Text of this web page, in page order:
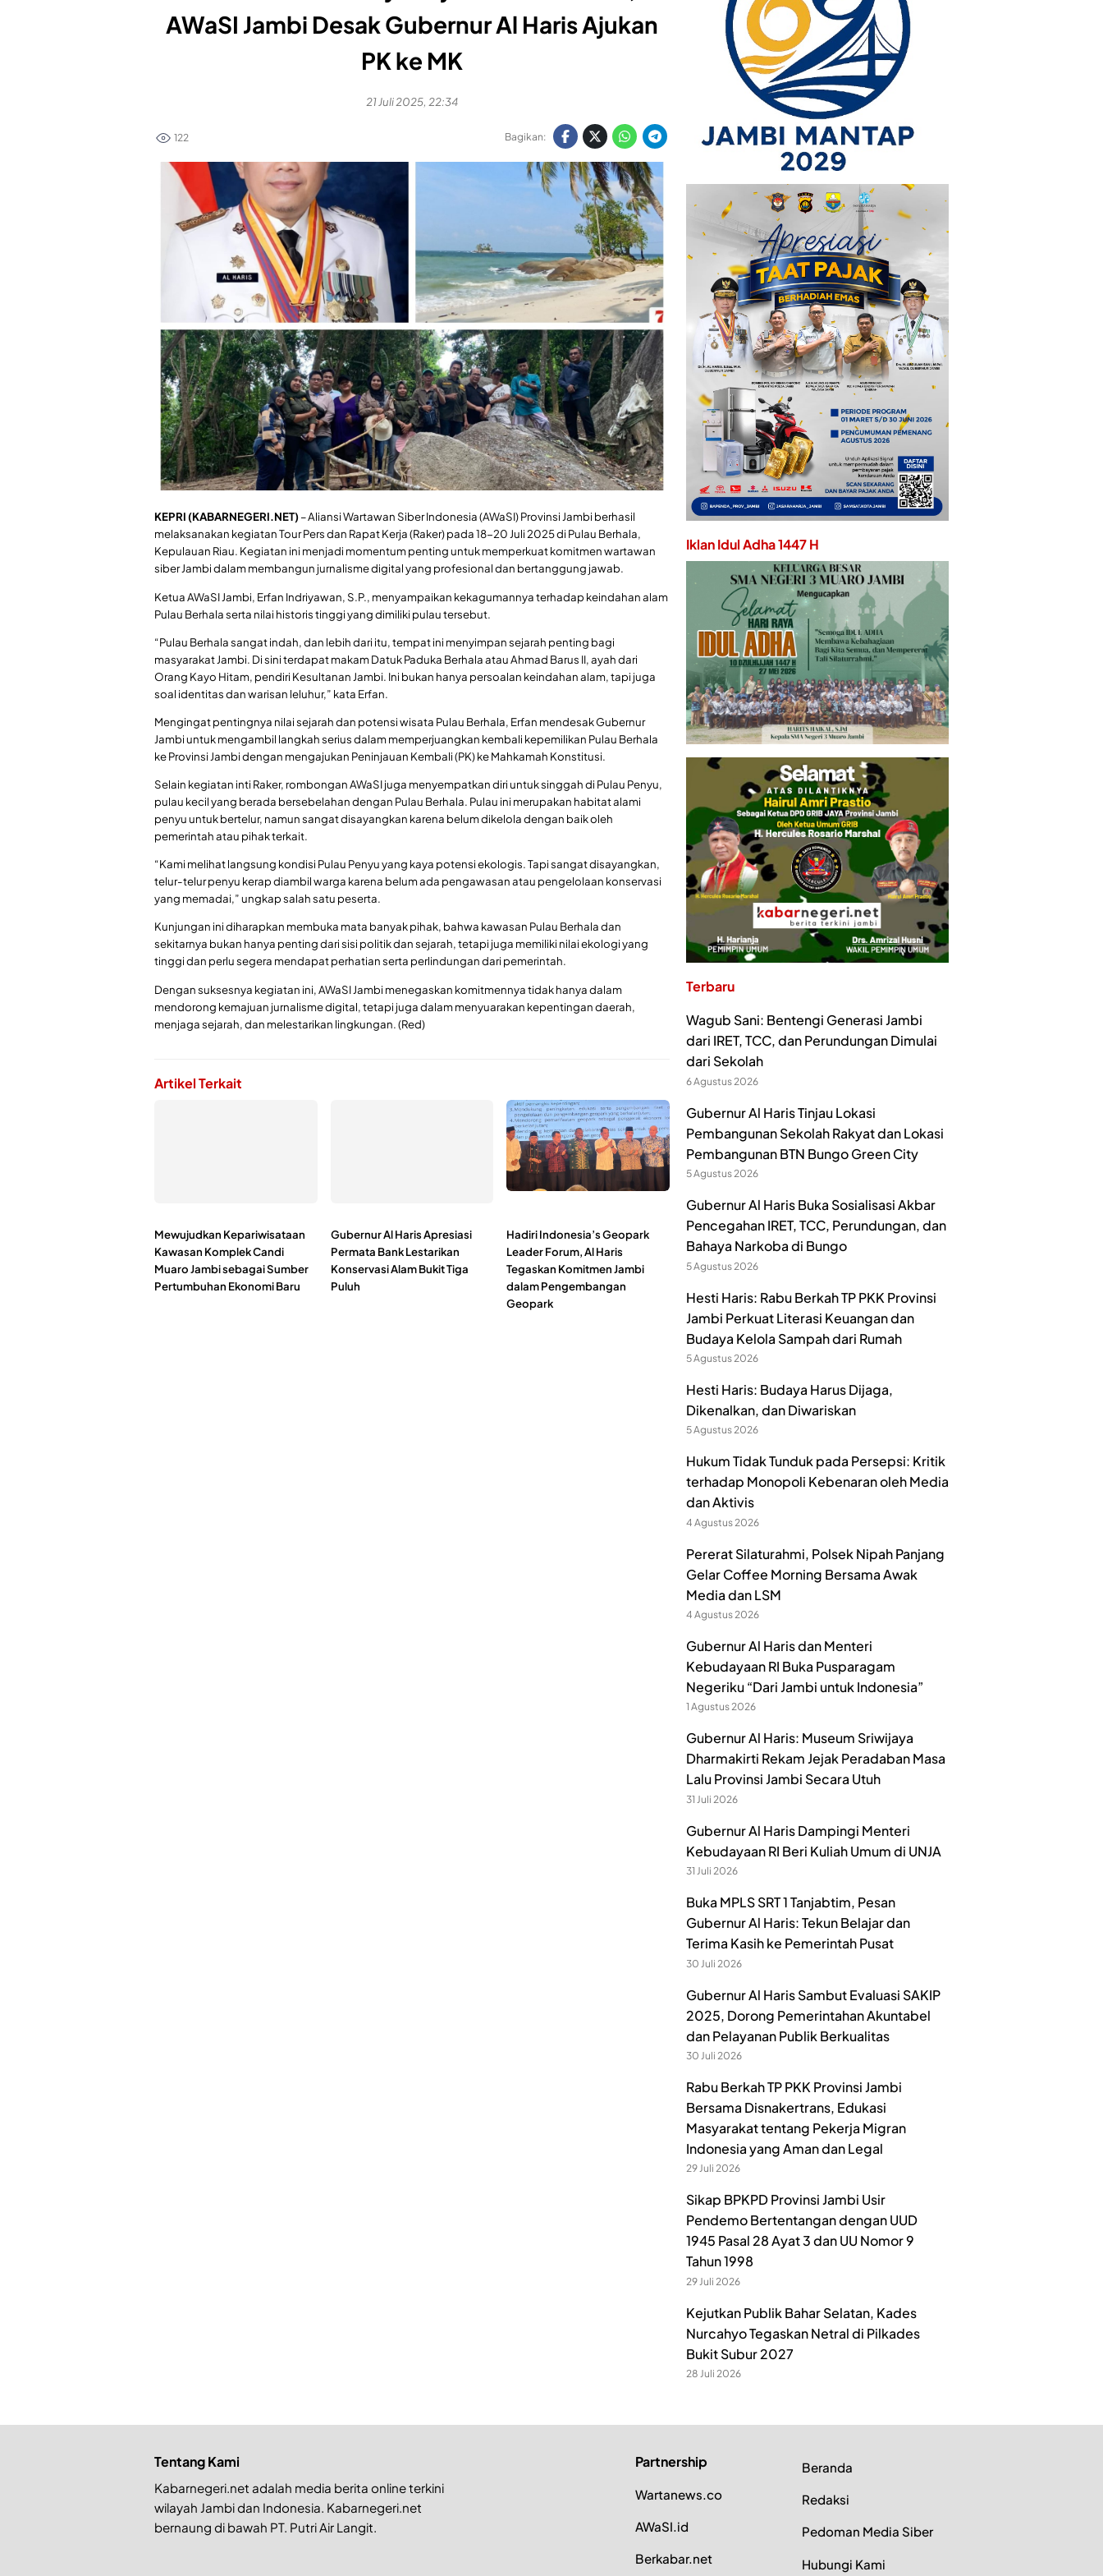
AWaSI Jambi Desak Gubernur Al Haris Ajukan
PK ke MK
21 Juli 2025, 22:34
122 Bagikan:
KEPRI (KABARNEGERI.NET)– Aliansi Wartawan Siber Indonesia (AWaSI) Provinsi Jambi berhasil
melaksanakan kegiatan Tour Pers dan Rapat Kerja (Raker) pada 18-20 Juli 2025 di Pulau Berhala,
Kepulauan Riau. Kegiatan ini menjadi momentum penting untuk memperkuat komitmen wartawan
siber Jambi dalam membangun jurnalisme digital yang profesional dan bertanggung jawab.
Ketua AWaSI Jambi, Erfan Indriyawan, S.P., menyampaikan kekagumannya terhadap keindahan alam
Pulau Berhala serta nilai historis tinggi yang dimiliki pulau tersebut.
“Pulau Berhala sangat indah, dan lebih dari itu, tempat ini menyimpan sejarah penting bagi
masyarakat Jambi. Di sini terdapat makam Datuk Paduka Berhala atau Ahmad Barus II, ayah dari
Orang Kayo Hitam, pendiri Kesultanan Jambi. Ini bukan hanya persoalan keindahan alam, tapi juga
soal identitas dan warisan leluhur,” kata Erfan.
Mengingat pentingnya nilai sejarah dan potensi wisata Pulau Berhala, Erfan mendesak Gubernur
Jambi untuk mengambil langkah serius dalam memperjuangkan kembali kepemilikan Pulau Berhala
ke Provinsi Jambi dengan mengajukan Peninjauan Kembali (PK) ke Mahkamah Konstitusi.
Selain kegiatan inti Raker, rombongan AWaSI juga menyempatkan diri untuk singgah di Pulau Penyu,
pulau kecil yang berada bersebelahan dengan Pulau Berhala. Pulau ini merupakan habitat alami
penyu untuk bertelur, namun sangat disayangkan karena belum dikelola dengan baik oleh
pemerintah atau pihak terkait.
“Kami melihat langsung kondisi Pulau Penyu yang kaya potensi ekologis. Tapi sangat disayangkan,
telur-telur penyu kerap diambil warga karena belum ada pengawasan atau pengelolaan konservasi
yang memadai,” ungkap salah satu peserta.
Kunjungan ini diharapkan membuka mata banyak pihak, bahwa kawasan Pulau Berhala dan
sekitarnya bukan hanya penting dari sisi politik dan sejarah, tetapi juga memiliki nilai ekologi yang
tinggi dan perlu segera mendapat perhatian serta perlindungan dari pemerintah.
Dengan suksesnya kegiatan ini, AWaSI Jambi menegaskan komitmennya tidak hanya dalam
mendorong kemajuan jurnalisme digital, tetapi juga dalam menyuarakan kepentingan daerah,
menjaga sejarah, dan melestarikan lingkungan. (Red)
Artikel Terkait
Mewujudkan Kepariwisataan
Kawasan Komplek Candi
Muaro Jambi sebagai Sumber
Pertumbuhan Ekonomi Baru
Gubernur Al Haris Apresiasi
Permata Bank Lestarikan
Konservasi Alam Bukit Tiga
Puluh
Hadiri Indonesia’s Geopark
Leader Forum, Al Haris
Tegaskan Komitmen Jambi
dalam Pengembangan
Geopark
Iklan Idul Adha 1447 H
Terbaru
Wagub Sani: Bentengi Generasi Jambi
dari IRET, TCC, dan Perundungan Dimulai
dari Sekolah
6 Agustus 2026
Gubernur Al Haris Tinjau Lokasi
Pembangunan Sekolah Rakyat dan Lokasi
Pembangunan BTN Bungo Green City
5 Agustus 2026
Gubernur Al Haris Buka Sosialisasi Akbar
Pencegahan IRET, TCC, Perundungan, dan
Bahaya Narkoba di Bungo
5 Agustus 2026
Hesti Haris: Rabu Berkah TP PKK Provinsi
Jambi Perkuat Literasi Keuangan dan
Budaya Kelola Sampah dari Rumah
5 Agustus 2026
Hesti Haris: Budaya Harus Dijaga,
Dikenalkan, dan Diwariskan
5 Agustus 2026
Hukum Tidak Tunduk pada Persepsi: Kritik
terhadap Monopoli Kebenaran oleh Media
dan Aktivis
4 Agustus 2026
Pererat Silaturahmi, Polsek Nipah Panjang
Gelar Coffee Morning Bersama Awak
Media dan LSM
4 Agustus 2026
Gubernur Al Haris dan Menteri
Kebudayaan RI Buka Pusparagam
Negeriku “Dari Jambi untuk Indonesia”
1 Agustus 2026
Gubernur Al Haris: Museum Sriwijaya
Dharmakirti Rekam Jejak Peradaban Masa
Lalu Provinsi Jambi Secara Utuh
31 Juli 2026
Gubernur Al Haris Dampingi Menteri
Kebudayaan RI Beri Kuliah Umum di UNJA
31 Juli 2026
Buka MPLS SRT 1 Tanjabtim, Pesan
Gubernur Al Haris: Tekun Belajar dan
Terima Kasih ke Pemerintah Pusat
30 Juli 2026
Gubernur Al Haris Sambut Evaluasi SAKIP
2025, Dorong Pemerintahan Akuntabel
dan Pelayanan Publik Berkualitas
30 Juli 2026
Rabu Berkah TP PKK Provinsi Jambi
Bersama Disnakertrans, Edukasi
Masyarakat tentang Pekerja Migran
Indonesia yang Aman dan Legal
29 Juli 2026
Sikap BPKPD Provinsi Jambi Usir
Pendemo Bertentangan dengan UUD
1945 Pasal 28 Ayat 3 dan UU Nomor 9
Tahun 1998
29 Juli 2026
Kejutkan Publik Bahar Selatan, Kades
Nurcahyo Tegaskan Netral di Pilkades
Bukit Subur 2027
28 Juli 2026
Tentang Kami
Kabarnegeri.net adalah media berita online terkini
wilayah Jambi dan Indonesia. Kabarnegeri.net
bernaung di bawah PT. Putri Air Langit.
Partnership
Wartanews.co
AWaSI.id
Berkabar.net
Beranda
Redaksi
Pedoman Media Siber
Hubungi Kami